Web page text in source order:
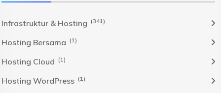
Infrastruktur & Hosting (341)
Hosting Bersama (1)
Hosting Cloud (1)
Hosting WordPress (1)